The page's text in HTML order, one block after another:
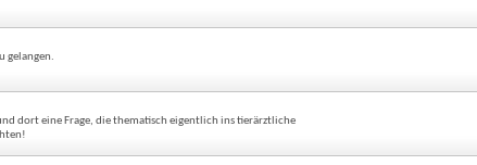
gelangen.
dort eine Frage, die thematisch eigentlich ins tierärztliche